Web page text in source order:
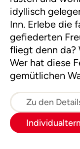
idyllisch
Inn. Erlebe die
gefiederten
fliegt denn da?
Wer hat diese
gemütlichen
ihre Spuren.
Zu den